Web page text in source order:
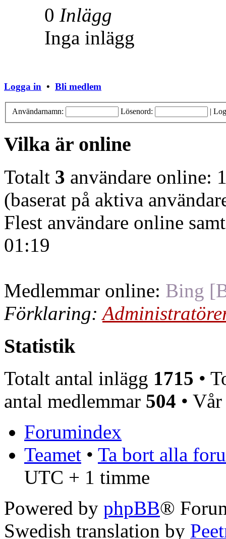
0 Inlägg
Inga inlägg
Logga in • Bli medlem
Användarnamn: Lösenord: |
Vilka är online
Totalt 3 användare online:
(baserat på aktiva
Flest användare online
01:19
Medlemmar online: Bing
Förklaring:
Statistik
Totalt antal inlägg 1715 •
antal medlemmar 504 •
Forumindex
Teamet • Ta bort alla
UTC + 1 timme
Powered by phpBB®
Swedish translation by